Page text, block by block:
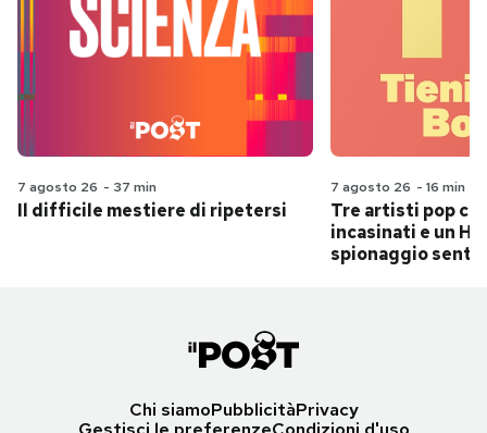
7 agosto 26 - 37 min
Il difficile mestiere di ripetersi
7 agosto 26 - 16 min
Tre artisti pop
incasinati e un
spionaggio
Chi siamoPubblicitàPrivacy